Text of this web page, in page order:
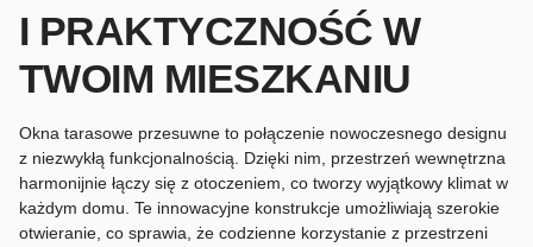
I PRAKTYCZNOŚĆ W
TWOIM MIESZKANIU
Okna tarasowe przesuwne to połączenie nowoczesnego designu
z niezwykłą funkcjonalnością. Dzięki nim, przestrzeń wewnętrzna
harmonijnie łączy się z otoczeniem, co tworzy wyjątkowy klimat w
każdym domu. Te innowacyjne konstrukcje umożliwiają szerokie
otwieranie, co sprawia, że codzienne korzystanie z przestrzeni